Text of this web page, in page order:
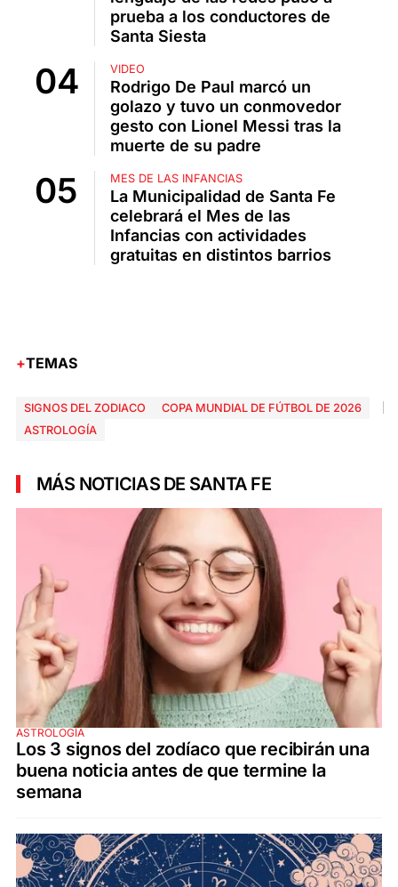
prueba a los conductores de
Santa Siesta
VIDEO
Rodrigo De Paul marcó un
golazo y tuvo un conmovedor
gesto con Lionel Messi tras la
muerte de su padre
MES DE LAS INFANCIAS
La Municipalidad de Santa Fe
celebrará el Mes de las
Infancias con actividades
gratuitas en distintos barrios
TEMAS
SIGNOS DEL ZODIACO
COPA MUNDIAL DE FÚTBOL DE 2026
ASTROLOGÍA
MÁS NOTICIAS DE SANTA FE
ASTROLOGÍA
Los 3 signos del zodíaco que recibirán una
buena noticia antes de que termine la
semana